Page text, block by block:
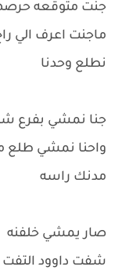
جنت متوقعه
ماجنت اعرف الي
نطلع وحدنا
جنا نمشي بفرع
واحنا نمشي طلع
مدنك راسه
صار يمشي خلفنه
شفت داوود التفت